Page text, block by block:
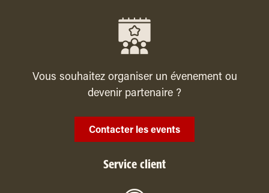
Vous souhaitez organiser un évenement ou
devenir partenaire ?
Contacter les events
Service client